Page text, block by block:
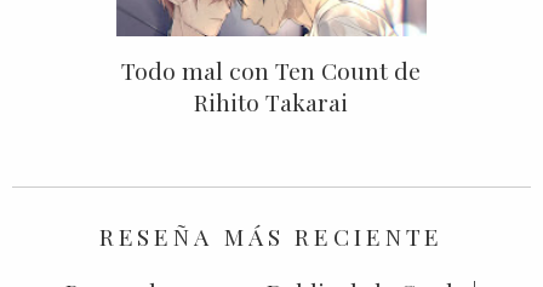
Todo mal con Ten Count de
Rihito Takarai
RESEÑA MÁS RECIENTE